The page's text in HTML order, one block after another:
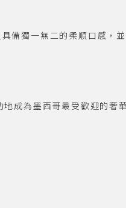
備獨一無二的柔順口感，
成為墨西哥最受歡迎的奢